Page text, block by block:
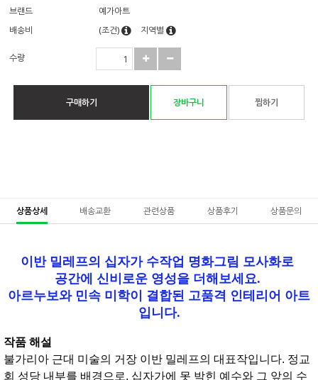
브랜드
예가아트
배송비
(조건) 지역별
수량
구매하기 장바구니 찜하기
상품상세 배송교환 관련상품 상품후기 상품문의
이반 밀레프의 십자가 수작업 명화그림 모사화로
공간에 신비로운 영성을 더해보세요.
아르누보와 민속 미학이 결합된 고품격 인테리어 아트
입니다.
작품 해설
불가리아 근대 미술의 거장 이반 밀레프의 대표작입니다. 정교
회 성당 내부를 배경으로, 십자가에 못 박힌 예수와 그 앞의 수